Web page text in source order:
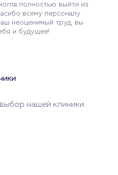
полностью выйти из
всему персоналу
неоценимый труд, вы
и будущее!
нашей клиники.